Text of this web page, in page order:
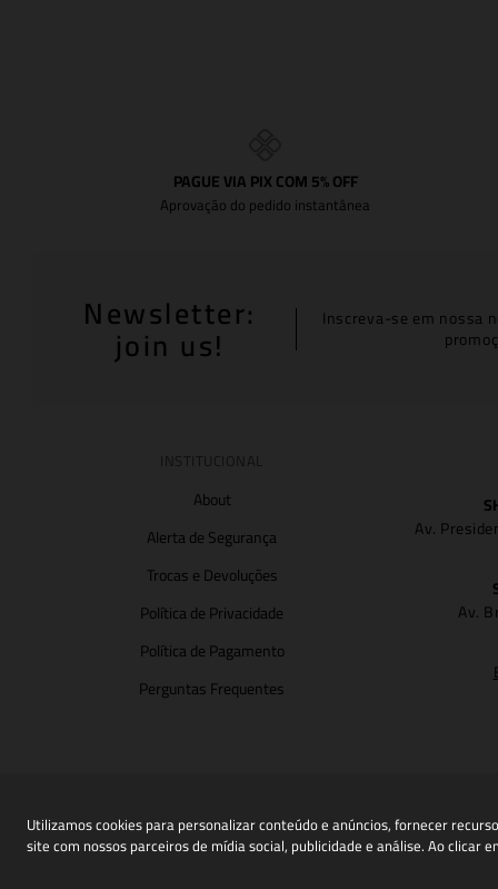
Utilizamos cookies para personalizar conteúdo e anúncios, fornecer
site com nossos parceiros de mídia social, publicidade e análise. Ao clicar
PAGUE VIA PIX COM 5% OFF
Aprovação do pedido instantânea
Newsletter:
join us! Inscreva-se em nossa
About
Alerta de Segurança
Trocas e Devoluções
Política de Privacidade
Política de Pagamento
Perguntas Frequentes
Av.
Av.